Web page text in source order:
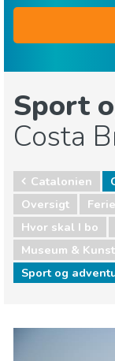
Sport
Costa
Catalonien
Oversigt
Hvor skal I bo
Museum & Kunst
Sport og